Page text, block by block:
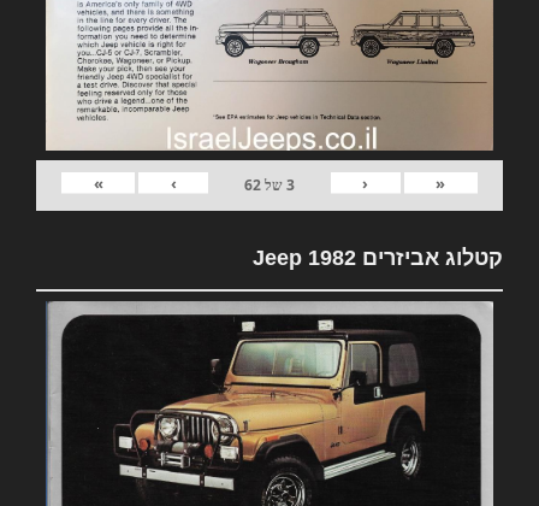
«
‹
3של62
›
»
קטלוג אביזרים 1982 Jeep